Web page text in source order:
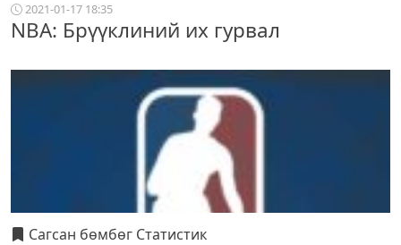
2021-01-17 18:35
NBA: Брүүклиний их гурвал
Сагсан бөмбөг Статистик